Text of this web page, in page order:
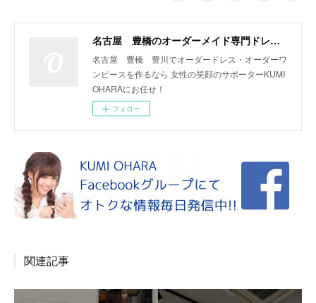
名古屋 豊橋のオーダーメイド専門ドレスデザイナー KUMI OHARA
名古屋 豊橋 豊川でオーダードレス・オーダーワ
ンピースを作るなら 女性の笑顔のサポーターKUMI
OHARAにお任せ！
フォロー
関連記事